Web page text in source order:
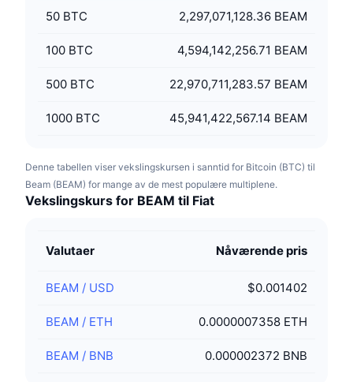
50 BTC 2,297,071,128.36 BEAM
100 BTC 4,594,142,256.71 BEAM
500 BTC 22,970,711,283.57 BEAM
1000 BTC 45,941,422,567.14 BEAM
Denne tabellen viser vekslingskursen i sanntid for Bitcoin (BTC) til
Beam (BEAM) for mange av de mest populære multiplene.
Vekslingskurs for BEAM til Fiat
Valutaer Nåværende pris
BEAM / USD $0.001402
BEAM / ETH 0.0000007358 ETH
BEAM / BNB 0.000002372 BNB